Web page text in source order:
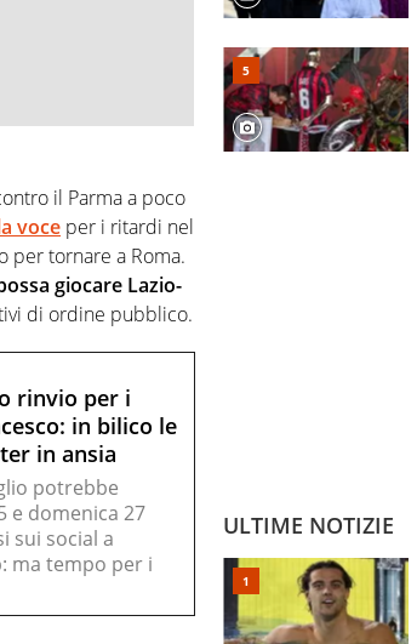
il Parma a poco
voce per i ritardi nel
per tornare a Roma.
giocare Lazio-
di ordine pubblico.
rinvio per i
in bilico le
in ansia
potrebbe
e domenica 27
sui social a
ma tempo per i
ULTIME NOTIZIE